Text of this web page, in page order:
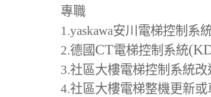
專職
1.yaskawa安川電梯控制系
2.德國 CT電梯控制系統
3.社區大樓電梯控制系統改
4.社區大樓電梯整機更新或